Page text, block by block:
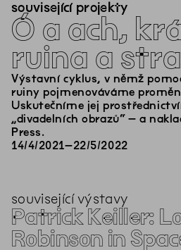
související projekty
Ó a ach,
ruina a
Výstavní cyklus, v němž
ruiny pojmenováváme
Uskutečníme jej
„divadelních obrazů“ – a
Press.
14/4/2021–22/5/2022
související výstavy
Patrick Keiller:
Robinson in